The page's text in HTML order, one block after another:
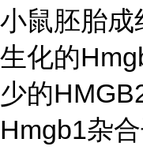
小鼠胚胎成
生化的
少的
Hmgb1杂